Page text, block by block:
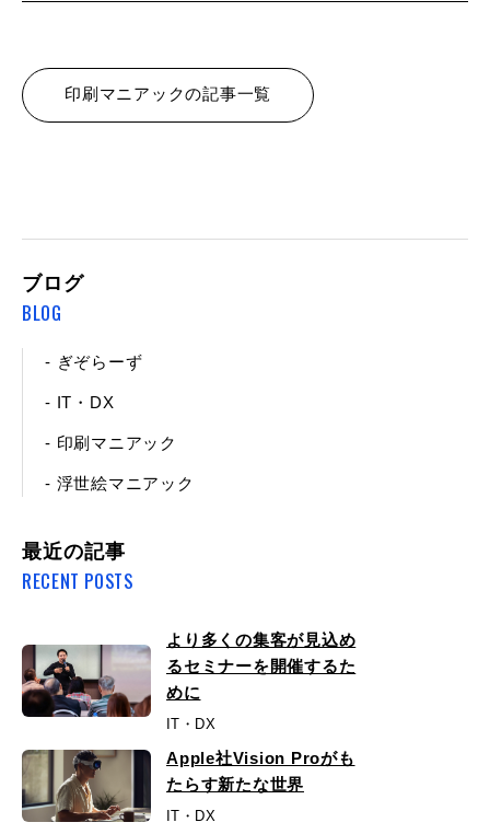
印刷マニアックの記事一覧
ブログ
BLOG
- ぎぞらーず
- IT・DX
- 印刷マニアック
- 浮世絵マニアック
最近の記事
RECENT POSTS
より多くの集客が見込め
るセミナーを開催するた
めに
IT・DX
Apple社Vision Proがも
たらす新たな世界
IT・DX